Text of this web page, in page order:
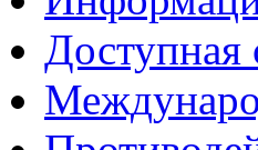
Доступная